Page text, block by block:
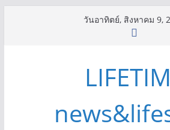
วันอาทิตย์, สิงหาคม 9,